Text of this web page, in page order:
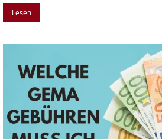
Lesen